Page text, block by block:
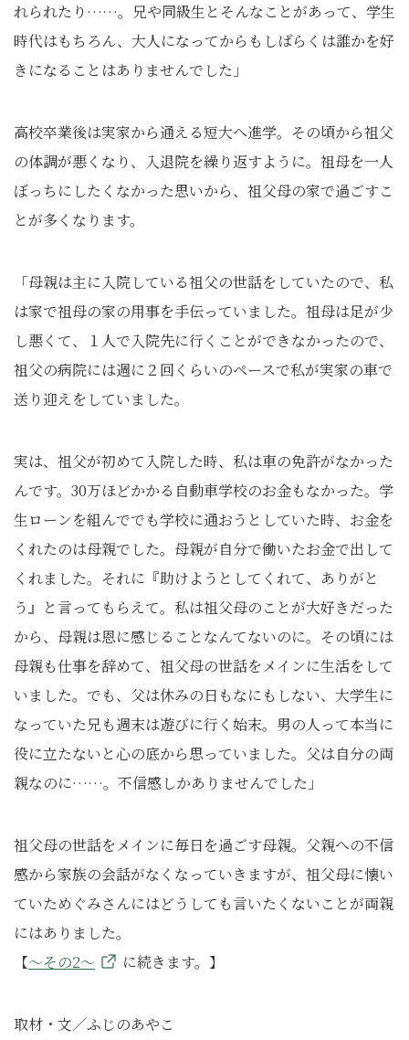
れられたり……。兄や同級生とそんなことがあって、学生
時代はもちろん、大人になってからもしばらくは誰かを好
きになることはありませんでした」
高校卒業後は実家から通える短大へ進学。その頃から祖父
の体調が悪くなり、入退院を繰り返すように。祖母を一人
ぼっちにしたくなかった思いから、祖父母の家で過ごすこ
とが多くなります。
「母親は主に入院している祖父の世話をしていたので、私
は家で祖母の家の用事を手伝っていました。祖母は足が少
し悪くて、１人で入院先に行くことができなかったので、
祖父の病院には週に２回くらいのペースで私が実家の車で
送り迎えをしていました。
実は、祖父が初めて入院した時、私は車の免許がなかった
んです。30万ほどかかる自動車学校のお金もなかった。学
生ローンを組んででも学校に通おうとしていた時、お金を
くれたのは母親でした。母親が自分で働いたお金で出して
くれました。それに『助けようとしてくれて、ありがと
う』と言ってもらえて。私は祖父母のことが大好きだった
から、母親は恩に感じることなんてないのに。その頃には
母親も仕事を辞めて、祖父母の世話をメインに生活をして
いました。でも、父は休みの日もなにもしない、大学生に
なっていた兄も週末は遊びに行く始末。男の人って本当に
役に立たないと心の底から思っていました。父は自分の両
親なのに……。不信感しかありませんでした」
祖父母の世話をメインに毎日を過ごす母親。父親への不信
感から家族の会話がなくなっていきますが、祖父母に懐い
ていためぐみさんにはどうしても言いたくないことが両親
にはありました。
【～その2～ に続きます。】
取材・文／ふじのあやこ